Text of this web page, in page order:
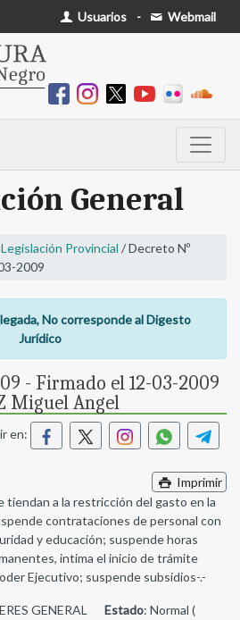
Usuarios - Webmail
General
Legislación Provincial / Decreto Nº
2009
No corresponde al Digesto
Jurídico
- Firmado el 12-03-2009
Miguel Angel
en:
Imprimir
tiendan a la restricción del gasto en la
contrataciones de personal con
y educación; suspende horas
intima el inicio de trámite
Ejecutivo; suspende subsidios-.-
GENERAL Estado: Normal (